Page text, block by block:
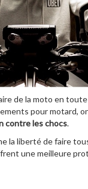
de la moto en
pour motard,
contre les chocs.
la liberté de faire
une meilleure